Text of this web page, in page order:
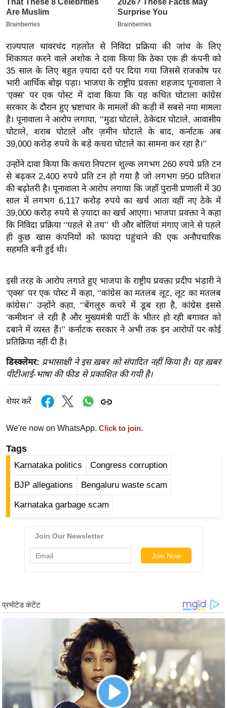
मि
सा
बे
मि
सा
ल
श
ख्सि
य
यं
ग
इं
डि
या
सा
हि
ज
ग
त
ऑ
टो
व
र्ल्ड
न्यू
ज
ब्री
म
नो
ज
न
ग
ली
मी
क्षा
राज्यपाल थावरचंद गहलोत से निविदा प्रक्रिया की जांच के लिए
शिकायत करने वाले अशोक ने दावा किया कि ठेका एक ही कंपनी को
35 साल के लिए बहुत ज़्यादा दरों पर दिया गया जिससे राजकोष पर
भारी आर्थिक बोझ पड़ा। भाजपा के राष्ट्रीय प्रवक्ता शहजाद पूनावाला ने
‘एक्स’ पर एक पोस्ट में दावा किया कि यह कथित घोटाला कांग्रेस
सरकार के दौरान हुए भ्रष्टाचार के मामलों की कड़ी में सबसे नया मामला
है। पूनावाला ने आरोप लगाया, ‘‘मुडा घोटाले, ठेकेदार घोटाले, आवासीय
घोटाले, शराब घोटाले और ज़मीन घोटाले के बाद, कर्नाटक अब
39,000 करोड़ रुपये के बड़े कचरा घोटाले का सामना कर रहा है।’’
उन्होंने दावा किया कि कचरा निपटान शुल्क लगभग 260 रुपये प्रति टन
से बढ़कर 2,400 रुपये प्रति टन हो गया है जो लगभग 950 प्रतिशत
की बढ़ोतरी है। पूनावाला ने आरोप लगाया कि जहाँ पुरानी प्रणाली में 30
साल में लगभग 6,117 करोड़ रुपये का खर्च आता वहीं नए ठेके में
39,000 करोड़ रुपये से ज़्यादा का खर्च आएगा। भाजपा प्रवक्ता ने कहा
कि निविदा प्रक्रिया ‘‘पहले से तय’’ थी और बोलियां मंगाए जाने से पहले
ही कुछ खास कंपनियों को फायदा पहुंचाने की एक अनौपचारिक
सहमति बनी हुई थी।
इसी तरह के आरोप लगाते हुए भाजपा के राष्ट्रीय प्रवक्ता प्रदीप भंडारी ने
‘एक्स’ पर एक पोस्ट में कहा, ‘‘कांग्रेस का मतलब लूट, लूट का मतलब
कांग्रेस।’’ उन्होंने कहा, ‘‘बेंगलुरु कचरे में डूब रहा है, कांग्रेस इससे
‘कमीशन’ ले रही है और मुख्यमंत्री पार्टी के भीतर हो रही बगावत को
दबाने में व्यस्त हैं।’’ कर्नाटक सरकार ने अभी तक इन आरोपों पर कोई
प्रतिक्रिया नहीं दी है।
डिस्क्लेमर: प्रभासाक्षी ने इस ख़बर को संपादित नहीं किया है। यह ख़बर
पीटीआई-भाषा की फीड से प्रकाशित की गयी है।
शेयर करें
We're now on WhatsApp. Click to join.
Tags
Karnataka politics Congress corruption
BJP allegations Bengaluru waste scam
Karnataka garbage scam